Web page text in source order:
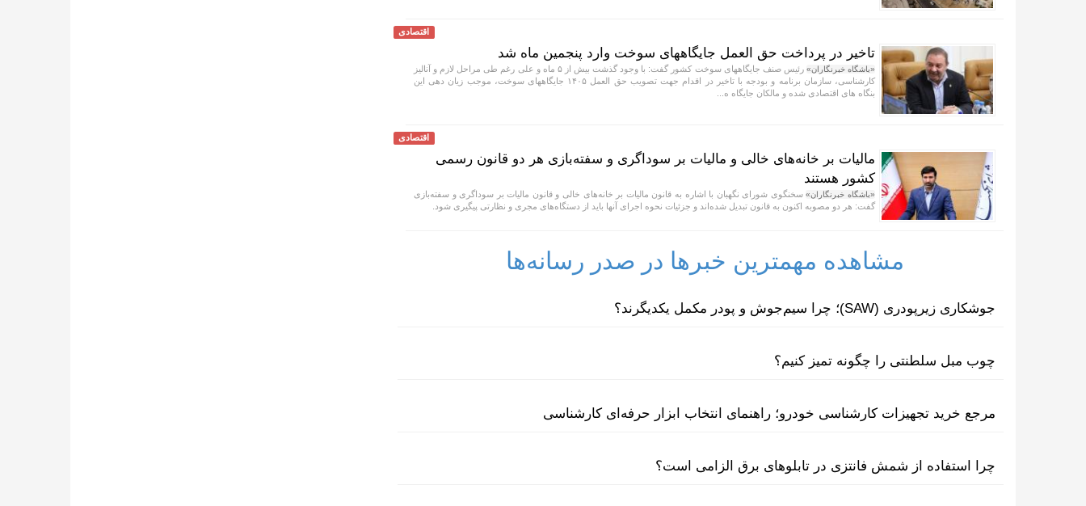
اقتصادی
تاخیر در پرداخت حق العمل جایگاههای سوخت وارد پنجمین ماه شد
«باشگاه خبرنگاران»
رئیس صنف جایگاههای سوخت کشور گفت: با وجود گذشت بیش از ۵ ماه و علی رغم طی مراحل لازم و آنالیز
کارشناسی، سازمان برنامه و بودجه با تاخیر در اقدام جهت تصویب حق العمل ۱۴۰۵ جایگاههای سوخت، موجب زیان دهی این
بنگاه های اقتصادی شده و مالکان جایگاه ه...
اقتصادی
مالیات بر خانه‌های خالی و مالیات بر سوداگری و سفته‌بازی هر دو قانون رسمی
کشور هستند
«باشگاه خبرنگاران»سخنگوی شورای نگهبان با اشاره به قانون مالیات بر خانه‌های خالی و قانون مالیات بر سوداگری و سفته‌بازی
گفت: هر دو مصوبه اکنون به قانون تبدیل شده‌اند و جزئیات نحوه اجرای آنها باید از دستگاه‌های مجری و نظارتی پیگیری شود.
مشاهده مهمترین خبرها در صدر رسانه‌ها
جوشکاری زیرپودری (SAW)؛ چرا سیم‌جوش و پودر مکمل یکدیگرند؟
چوب مبل سلطنتی را چگونه تمیز کنیم؟
مرجع خرید تجهیزات کارشناسی خودرو؛ راهنمای انتخاب ابزار حرفه‌ای کارشناسی
چرا استفاده از شمش فانتزی در تابلوهای برق الزامی است؟